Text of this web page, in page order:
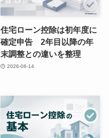
住宅ローン控除は初年度に
確定申告 2年目以降の年
末調整との違いを整理
2026-06-14